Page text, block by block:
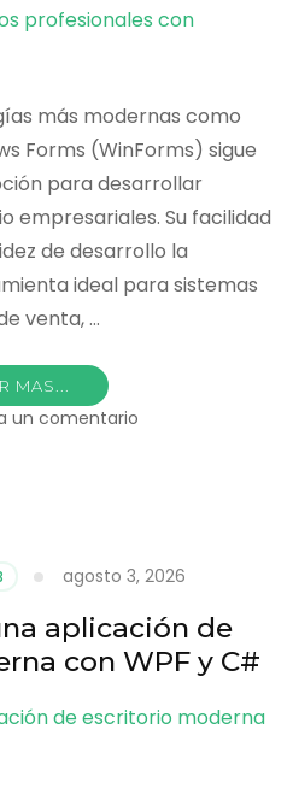
más modernas como
Forms (WinForms) sigue
para desarrollar
empresariales. Su facilidad
de desarrollo la
ideal para sistemas
venta, …
MAS...
un comentario
WinForms
C#
agosto 3, 2026
aplicación de
con WPF y C#